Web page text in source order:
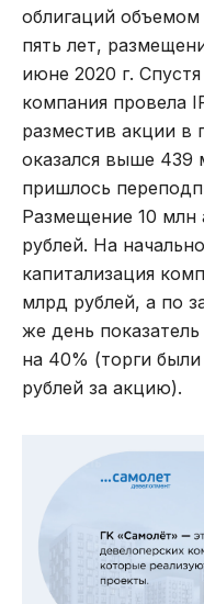
облигаций
пять лет,
июне 2020 г.
компания провела
разместив акции в
оказался выше 439
пришлось
Размещение 10 млн
рублей. На
капитализация
млрд рублей, а по
же день
на 40% (торги
рублей за акцию).